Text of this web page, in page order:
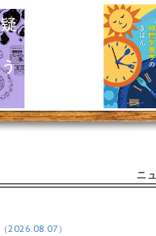
（2026.08.07）